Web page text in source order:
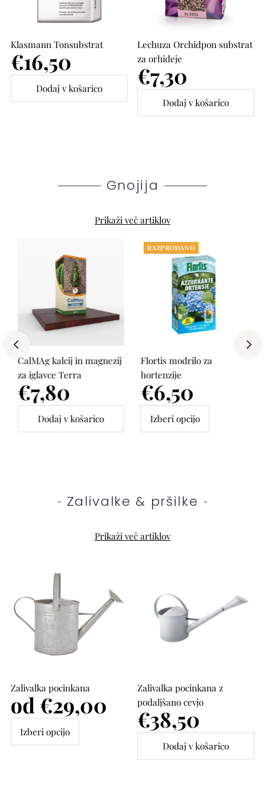
Klasmann Tonsubstrat
Cena
€16,50
Lechuza Orchidpon substrat
za orhideje
Cena
€7,30
Gnojija
Prikaži več artiklov
CalMAg kalcij in magnezij
za iglavce Terra
Cena
€7,80
RAZPRODANO
Flortis modrilo za
hortenzije
Cena
€6,50
Izberi opcijo
Zalivalke & pršilke
Prikaži več artiklov
Zalivalka pocinkana
Cena
od €29,00
Izberi opcijo
Zalivalka pocinkana z
podaljšano cevjo
Cena
€38,50